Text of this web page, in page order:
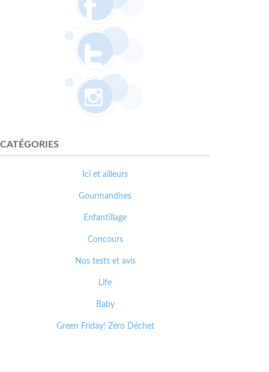
CATÉGORIES
Ici et ailleurs
Gourmandises
Enfantillage
Concours
Nos tests et avis
Life
Baby
Green Friday! Zéro Déchet